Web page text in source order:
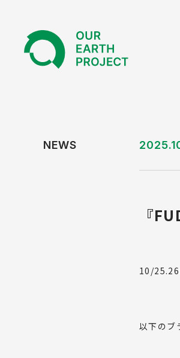
NEWS
『
10/25.26
以下のブ